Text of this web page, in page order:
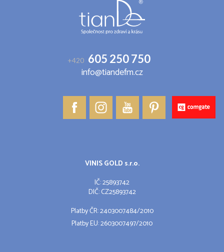
+420 605 250 750
info@tiandefm.cz
VINIS GOLD s.r.o.
IČ: 25893742
DIČ: CZ25893742
Platby ČR: 2403007484/2010
Platby EU: 2603007497/2010